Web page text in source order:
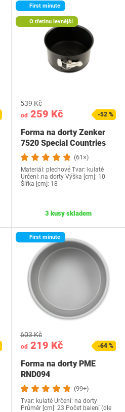
First minute
O třetinu levnější
od 259 Kč
539 Kč
-52 %
Forma na dorty Zenker
7520 Special Countries
(61×)
Materiál: plechové Tvar: kulaté
Určení: na dorty Výška [cm]: 10
Šířka [cm]: 18
3 kusy skladem
First minute
od 219 Kč
603 Kč
-64 %
Forma na dorty PME
RND094
(99+)
Tvar: kulaté Určení: na dorty
Průměr [cm]: 23 Počet balení (dle